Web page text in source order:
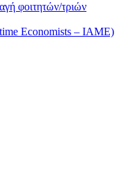
φοιτητών/τριών
Economists – IAME)